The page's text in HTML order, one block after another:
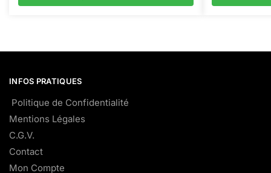
INFOS PRATIQUES
Politique de Confidentialité
Mentions Légales
C.G.V.
Contact
Mon Compte